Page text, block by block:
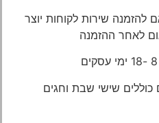
שירות לקוחות יוצר
לאחר ההזמנה
כוללים שישי שבת וחגים